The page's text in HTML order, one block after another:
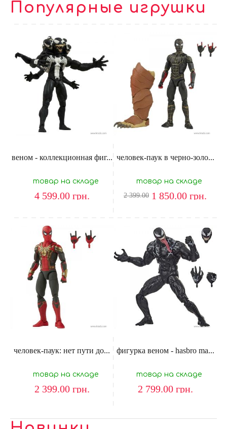
Популярные игрушки
веном - коллекционная фиг...
товар на складе
4 599.00 грн.
человек-паук в черно-золо...
товар на складе
2 399.00 1 850.00 грн.
человек-паук: нет пути до...
товар на складе
2 399.00 грн.
фигурка веном - hasbro ma...
товар на складе
2 799.00 грн.